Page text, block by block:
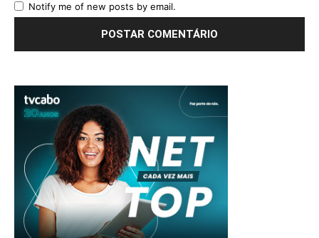
Notify me of new posts by email.